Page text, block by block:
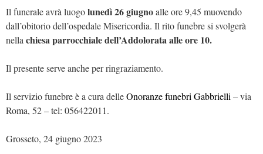
Il funerale avrà luogolunedì 26 giugnoalle ore 9,45 muovendo
dall’obitorio dell’ospedale Misericordia. Il rito funebre si svolgerà
nellachiesa parrocchiale dell’Addolorata alle ore 10.
Il presente serve anche per ringraziamento.
Il servizio funebre è a cura delleOnoranze funebri Gabbrielli– via
Roma, 52 – tel: 056422011.
Grosseto, 24 giugno 2023